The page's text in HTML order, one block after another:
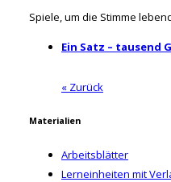
Spiele, um die Stimme
Ein Satz – tausend
« Zurück
Materialien
Arbeitsblätter
Lerneinheiten mit